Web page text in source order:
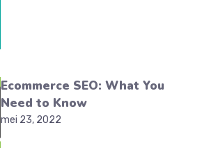
Ecommerce SEO: What You
Need to Know
mei 23, 2022